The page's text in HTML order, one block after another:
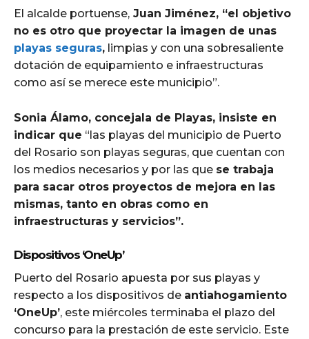
El alcalde portuense, Juan Jiménez, “el objetivo
no es otro que proyectar la imagen de unas
playas seguras, limpias y con una sobresaliente
dotación de equipamiento e infraestructuras
como así se merece este municipio”.
Sonia Álamo, concejala de Playas, insiste en
indicar que “las playas del municipio de Puerto
del Rosario son playas seguras, que cuentan con
los medios necesarios y por las que se trabaja
para sacar otros proyectos de mejora en las
mismas, tanto en obras como en
infraestructuras y servicios”.
Dispositivos ‘OneUp’
Puerto del Rosario apuesta por sus playas y
respecto a los dispositivos de antiahogamiento
‘OneUp’, este miércoles terminaba el plazo del
concurso para la prestación de este servicio. Este